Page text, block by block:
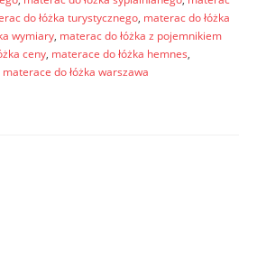
do łóżka turystycznego, materac do łóżka
wymiary, materac do łóżka z pojemnikiem
ceny, materace do łóżka hemnes,
materace do łóżka warszawa